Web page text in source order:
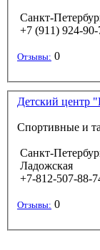
Санкт-
+7 (911) 924-90-
Отзывы: 0
Детский центр
Спортивные и
Санкт-
Ладожская
+7-812-507-88-
Отзывы: 0